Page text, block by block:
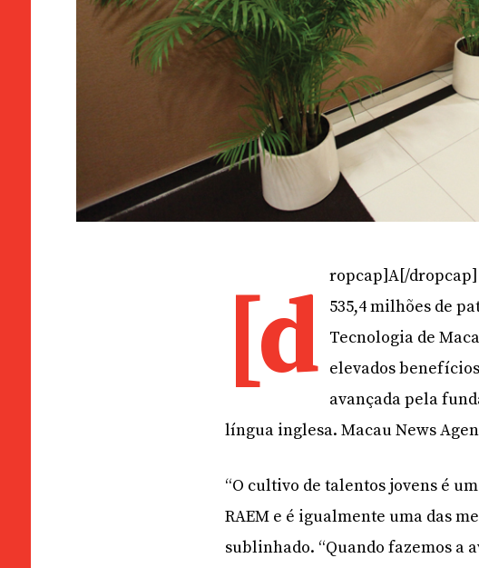
[d ropcap]A[/dropcap]
535,4 milhões de
Tecnologia de
elevados
avançada pela
língua inglesa. Macau News
“O cultivo de talentos jovens é
RAEM e é igualmente uma das
sublinhado. “Quando fazemos a